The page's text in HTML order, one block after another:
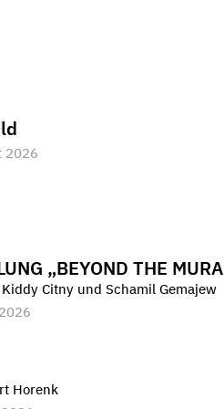
2026
„BEYOND THE
Citny und Schamil Gemajew
Horenk